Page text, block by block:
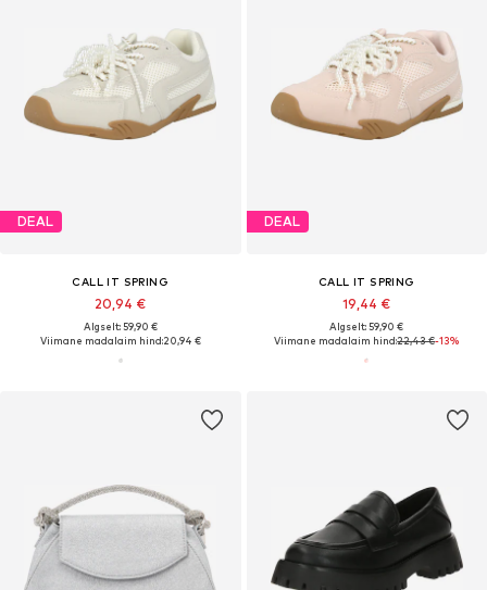
DEAL
CALL IT SPRING
20,94 €
Algselt: 59,90 €
Viimane madalaim hind:20,94 €
DEAL
CALL IT SPRING
19,44 €
Algselt: 59,90 €
Viimane madalaim hind:22,43 €-13%